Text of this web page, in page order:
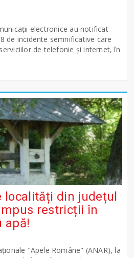
electronice au notificat
de incidente semnificative care
de telefonie și internet, în
localități din județul
restricții în
apă!
"Apele Române" (ANAR), la